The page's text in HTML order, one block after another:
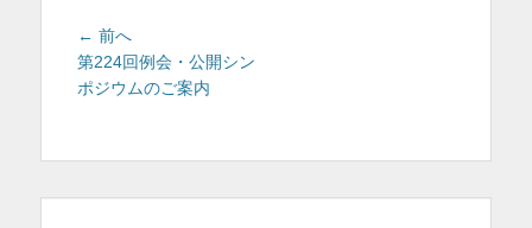
投
稿
ナ
シ
← 前へ
の
投
第224回例会・公開シン
ポジウムのご案内